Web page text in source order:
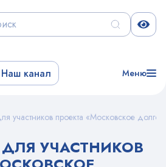
Наш канал Меню
участников проекта «Московское
УЧАСТНИКОВ